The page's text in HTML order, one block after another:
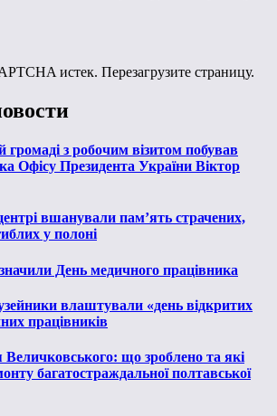
истек. Перезагрузите страницу.
громаді з робочим візитом побував
Офісу Президента України Віктор
вшанували пам’ять страчених,
у полоні
День медичного працівника
влаштували «день відкритих
працівників
Величковського: що зроблено та які
багатостраждальної полтавської